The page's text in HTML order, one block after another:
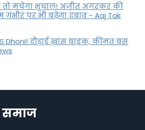
तो मचेगा भूचाल! अजीत अगरकर की
गंभीर पर भी बढ़ेगा दबाव - Aaj Tak
Dhoni! दौड़ाई ख़ास बाइक, कीमत बस
समाज